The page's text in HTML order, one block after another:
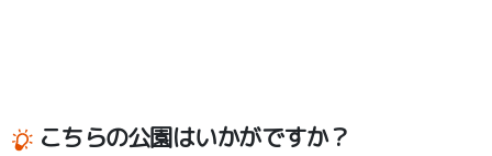
こちらの公園はいかがですか？